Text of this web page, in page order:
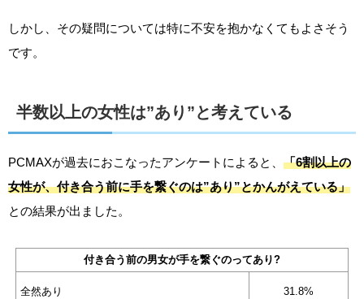
しかし、その疑問については特に不安を抱かなくてもよさそう
です。
半数以上の女性は”あり”と考えている
PCMAXが過去におこなったアンケートによると、 「6割以上の
女性が、付き合う前に手を繋ぐのは”あり”とかんがえている」
との結果が出ました。
付き合う前の男女が手を繋ぐのってあり?
全然あり 31.8%